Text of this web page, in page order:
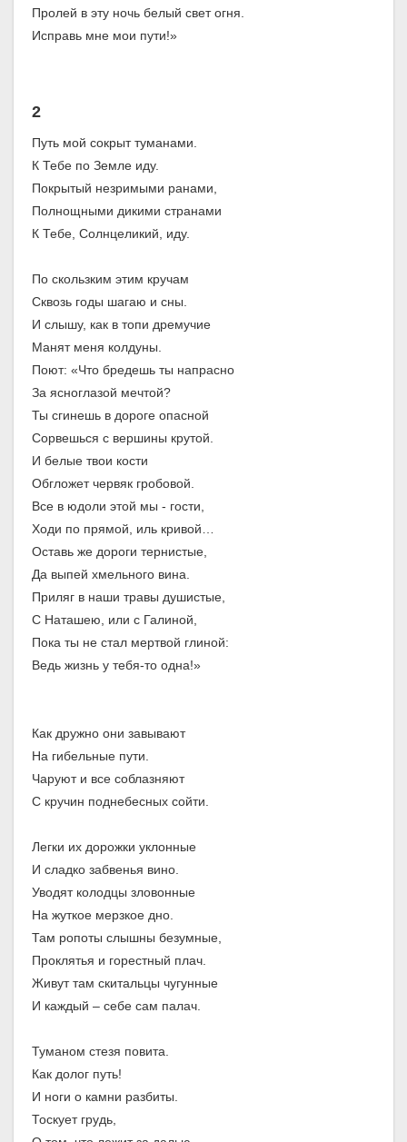
Пролей в эту ночь белый свет огня.
Исправь мне мои пути!»
2
Путь мой сокрыт туманами.
К Тебе по Земле иду.
Покрытый незримыми ранами,
Полнощными дикими странами
К Тебе, Солнцеликий, иду.
По скользким этим кручам
Сквозь годы шагаю и сны.
И слышу, как в топи дремучие
Манят меня колдуны.
Поют: «Что бредешь ты напрасно
За ясноглазой мечтой?
Ты сгинешь в дороге опасной
Сорвешься с вершины крутой.
И белые твои кости
Обгложет червяк гробовой.
Все в юдоли этой мы - гости,
Ходи по прямой, иль кривой…
Оставь же дороги тернистые,
Да выпей хмельного вина.
Приляг в наши травы душистые,
С Наташею, или с Галиной,
Пока ты не стал мертвой глиной:
Ведь жизнь у тебя-то одна!»
Как дружно они завывают
На гибельные пути.
Чаруют и все соблазняют
С кручин поднебесных сойти.
Легки их дорожки уклонные
И сладко забвенья вино.
Уводят колодцы зловонные
На жуткое мерзкое дно.
Там ропоты слышны безумные,
Проклятья и горестный плач.
Живут там скитальцы чугунные
И каждый – себе сам палач.
Туманом стезя повита.
Как долог путь!
И ноги о камни разбиты.
Тоскует грудь,